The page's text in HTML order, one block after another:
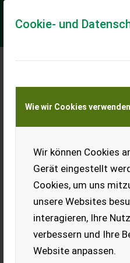
Cookie- und
Wie wir Cookies verwenden
Wir können Cookies
Gerät eingestellt
Cookies, um uns
unsere Websites
interagieren, Ihre
verbessern und Ihre
Website anpassen.
Meine
Transport von
KEINE
gehören gemacht),
222.000 km, sparsam,